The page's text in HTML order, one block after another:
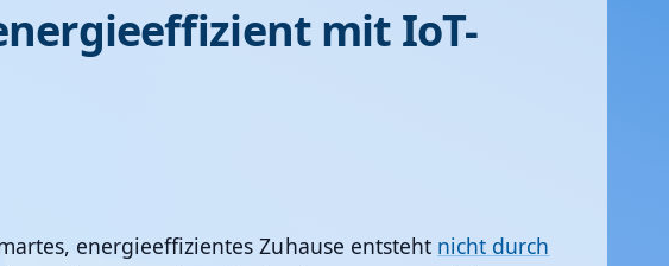
mit IoT-
energieeffizientes Zuhause entsteht nicht durch